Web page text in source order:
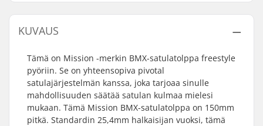
KUVAUS
Tämä on Mission -merkin BMX-satulatolppa freestyle
pyöriin. Se on yhteensopiva pivotal
satulajärjestelmän kanssa, joka tarjoaa sinulle
mahdollisuuden säätää satulan kulmaa mielesi
mukaan. Tämä Mission BMX-satulatolppa on 150mm
pitkä. Standardin 25,4mm halkaisijan vuoksi, tämä